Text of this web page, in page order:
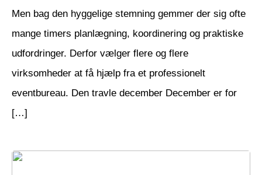
Men bag den hyggelige stemning gemmer der sig ofte
mange timers planlægning, koordinering og praktiske
udfordringer. Derfor vælger flere og flere
virksomheder at få hjælp fra et professionelt
eventbureau. Den travle december December er for
[…]